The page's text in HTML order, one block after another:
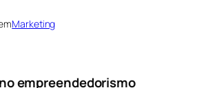
Marketing
empreendedorismo